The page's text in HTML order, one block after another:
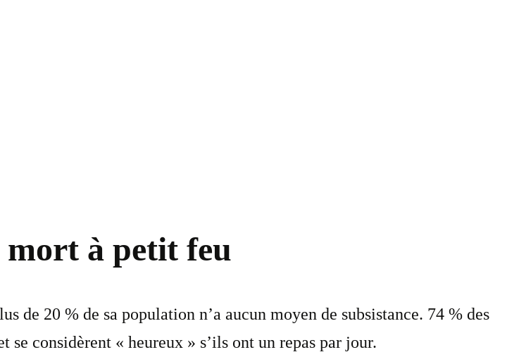
à petit feu
de 20 % de sa population n’a aucun moyen de subsistance. 74 % des
considèrent « heureux » s’ils ont un repas par jour.